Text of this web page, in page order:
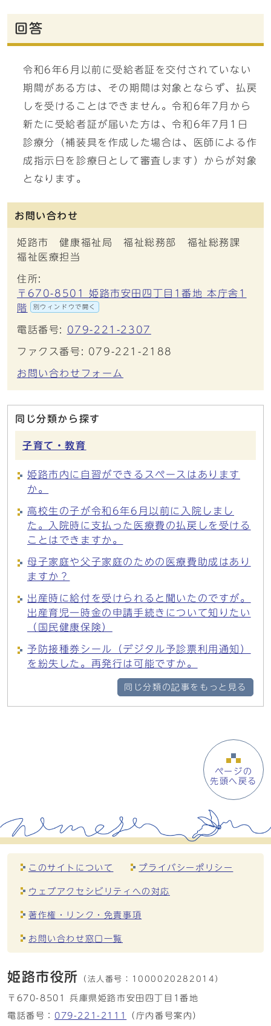
回答
令和6年6月以前に受給者証を交付されていない
期間がある方は、その期間は対象とならず、払戻
しを受けることはできません。令和6年7月から
新たに受給者証が届いた方は、令和6年7月1日
診療分（補装具を作成した場合は、医師による作
成指示日を診療日として審査します）からが対象
となります。
お問い合わせ
姫路市 健康福祉局 福祉総務部 福祉総務課
福祉医療担当
住所:
〒670-8501 姫路市安田四丁目1番地 本庁舎1
階
別ウィンドウで開く
電話番号: 079-221-2307
ファクス番号: 079-221-2188
お問い合わせフォーム
同じ分類から探す
子育て・教育
姫路市内に自習ができるスペースはあります
か。
高校生の子が令和6年6月以前に入院しまし
た。入院時に支払った医療費の払戻しを受ける
ことはできますか。
母子家庭や父子家庭のための医療費助成はあり
ますか？
出産時に給付を受けられると聞いたのですが。
出産育児一時金の申請手続きについて知りたい
（国民健康保険）
予防接種券シール（デジタル予診票利用通知）
を紛失した。再発行は可能ですか。
同じ分類の記事をもっと見る
ページの
先頭へ戻る
このサイトについて プライバシーポリシー
ウェブアクセシビリティへの対応
著作権・リンク・免責事項
お問い合わせ窓口一覧
姫路市役所 （法人番号： 1000020282014）
〒670-8501 兵庫県姫路市安田四丁目1番地
電話番号： 079-221-2111 （庁内番号案内）